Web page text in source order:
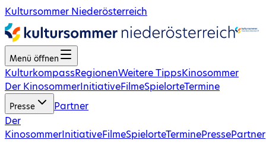
Kultursommer Niederösterreich
Menü öffnen
KulturkompassRegionenWeitere TippsKinosommer
Der KinosommerInitiativeFilmeSpielorteTermine
Presse
Partner
Der
KinosommerInitiativeFilmeSpielorteTerminePressePartner